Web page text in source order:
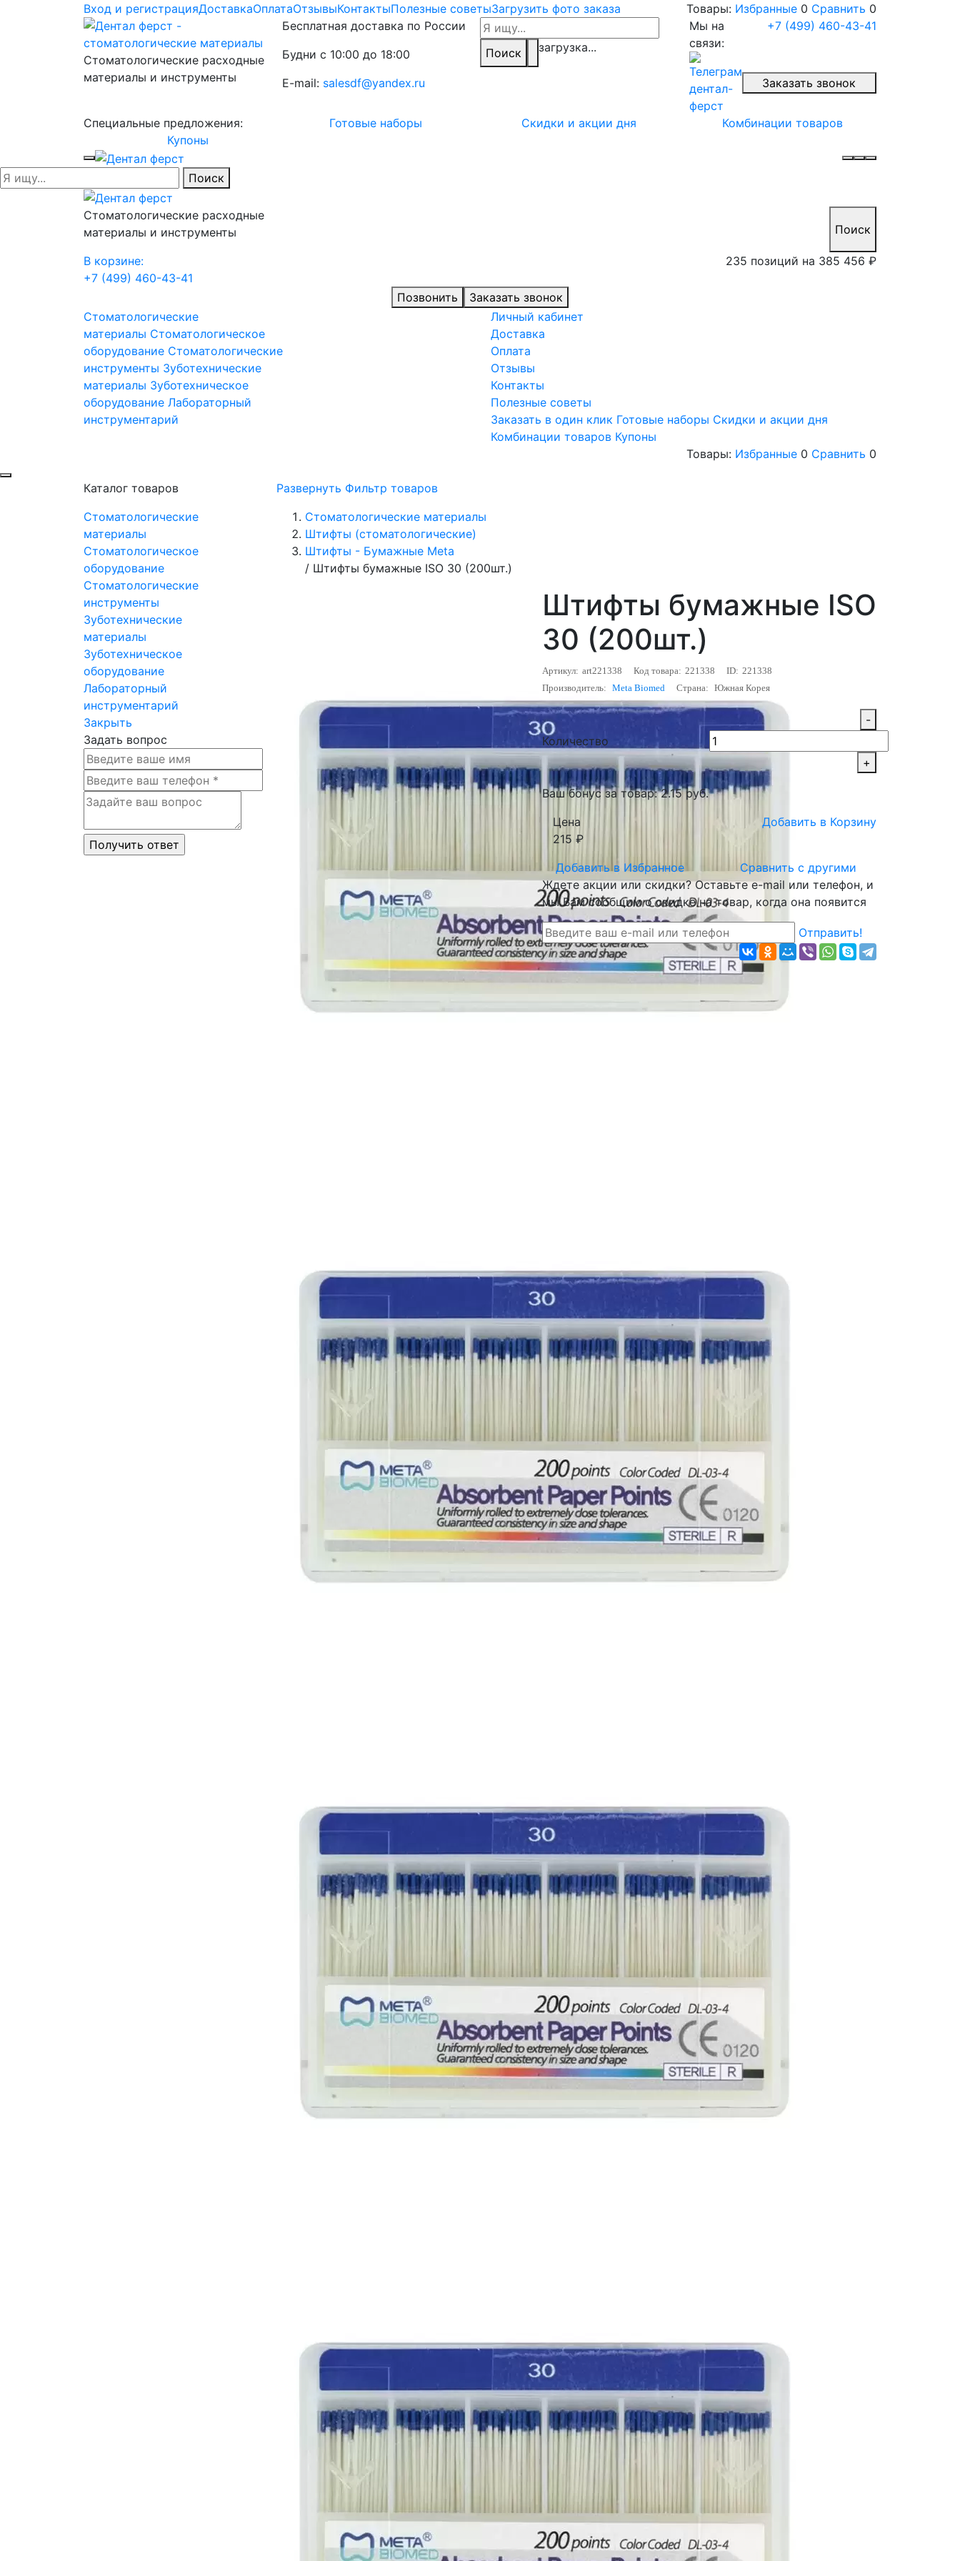
Вход и регистрацияДоставкаОплатаОтзывыКонтактыПолезные советыЗагрузить фото заказа Товары: Избранные 0 Сравнить 0
Стоматологические расходные
материалы и инструменты
Бесплатная доставка по России
Будни с 10:00 до 18:00
E-mail: salesdf@yandex.ru
Поиск загрузка...
Мы на
связи:
+7 (499) 460-43-41
Заказать звонок
Специальные предложения: Готовые наборы Скидки и акции дня
Комбинации товаров
Купоны
Поиск
Стоматологические расходные
материалы и инструменты
Поиск
В корзине: 235 позиций на 385 456 ₽
+7 (499) 460-43-41
Позвонить
Заказать звонок
Стоматологические
материалы Стоматологическое
оборудование Стоматологические
инструменты Зуботехнические
материалы Зуботехническое
оборудование Лабораторный
инструментарий
Личный кабинет
Доставка
Оплата
Отзывы
Контакты
Полезные советы
Заказать в один клик Готовые наборы Скидки и акции дня
Комбинации товаров Купоны
Товары: Избранные 0 Сравнить 0
Каталог товаров
Стоматологические
материалы
Стоматологическое
оборудование
Стоматологические
инструменты
Зуботехнические
материалы
Зуботехническое
оборудование
Лабораторный
инструментарий
Закрыть
Задать вопрос
Развернуть Фильтр товаров
Стоматологические материалы
Штифты (стоматологические)
Штифты - Бумажные Meta
/ Штифты бумажные ISO 30 (200шт.)
Штифты бумажные ISO
30 (200шт.)
Артикул: art221338 Код товара: 221338 ID: 221338
Производитель: Meta Biomed Страна: Южная Корея
Количество
-
+
Ваш бонус за товар: 2.15 руб.
Цена
215 ₽
Добавить в Корзину
Добавить в Избранное
Сравнить с другими
Ждете акции или скидки? Оставьте e-mail или телефон, и
мы Вам сообщим о скидке на товар, когда она появится
Отправить!